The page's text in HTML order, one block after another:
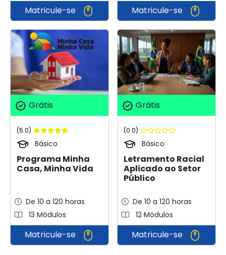
Matricule-se Matricule-se
Grátis
(5.0)
Básico
Programa Minha
Casa, Minha Vida
De 10 a 120 horas
13 Módulos
Matricule-se
Grátis
(0.0)
Básico
Letramento Racial
Aplicado ao Setor
Público
De 10 a 120 horas
12 Módulos
Matricule-se